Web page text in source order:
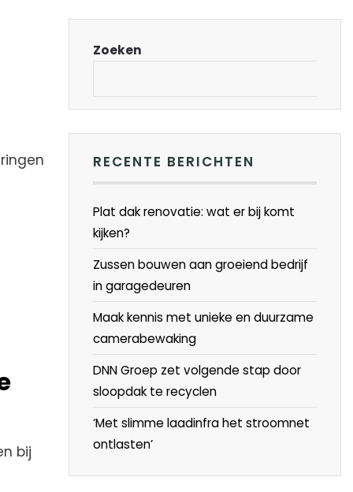
bij
Zoeken
RECENTE BERICHTEN
Plat dak renovatie: wat er bij komt
kijken?
Zussen bouwen aan groeiend bedrijf
in garagedeuren
Maak kennis met unieke en duurzame
camerabewaking
DNN Groep zet volgende stap door
sloopdak te recyclen
‘Met slimme laadinfra het stroomnet
ontlasten’